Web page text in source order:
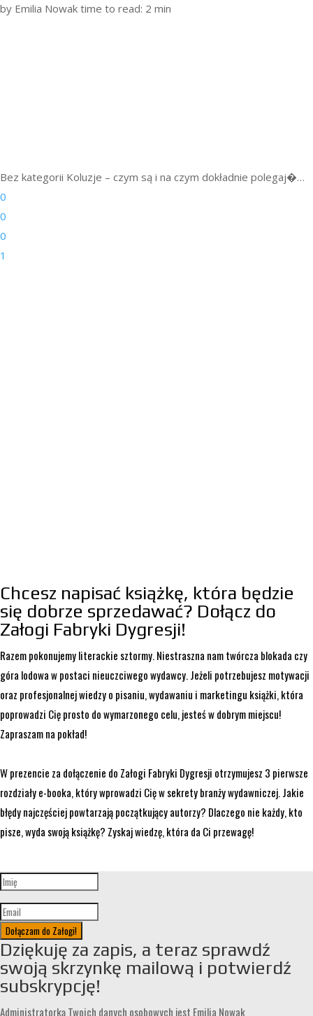
by Emilia Nowak time to read: 2 min
Bez kategorii Koluzje – czym są i na czym dokładnie polegaj�…
0
0
0
1
Chcesz napisać książkę, która będzie
się dobrze sprzedawać? Dołącz do
Załogi Fabryki Dygresji!
Razem pokonujemy literackie sztormy. Niestraszna nam twórcza blokada czy
góra lodowa w postaci nieuczciwego wydawcy. Jeżeli potrzebujesz motywacji
oraz profesjonalnej wiedzy o pisaniu, wydawaniu i marketingu książki, która
poprowadzi Cię prosto do wymarzonego celu, jesteś w dobrym miejscu!
Zapraszam na pokład!
W prezencie za dołączenie do Załogi Fabryki Dygresji otrzymujesz 3 pierwsze
rozdziały e-booka, który wprowadzi Cię w sekrety branży wydawniczej. Jakie
błędy najczęściej powtarzają początkujący autorzy? Dlaczego nie każdy, kto
pisze, wyda swoją książkę? Zyskaj wiedzę, która da Ci przewagę!
Dołączam do Załogi!
Dziękuję za zapis, a teraz sprawdź
swoją skrzynkę mailową i potwierdź
subskrypcję!
Administratorką Twoich danych osobowych jest Emilia Nowak